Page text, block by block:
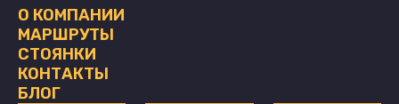
О КОМПАНИИ
МАРШРУТЫ
СТОЯНКИ
КОНТАКТЫ
БЛОГ